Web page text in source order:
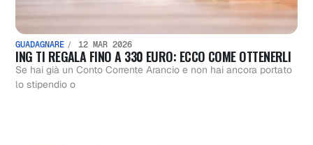
GUADAGNARE 12 MAR 2026
ING TI REGALA FINO A 330 EURO: ECCO COME OTTENERLI
Se hai già un Conto Corrente Arancio e non hai ancora portato
lo stipendio o